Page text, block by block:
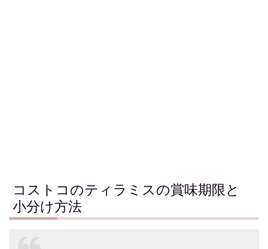
コストコのティラミスの賞味期限と
小分け方法